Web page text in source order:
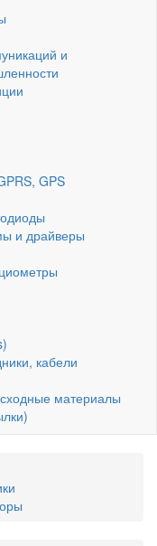
и
GPS
и драйверы
кабели
материалы